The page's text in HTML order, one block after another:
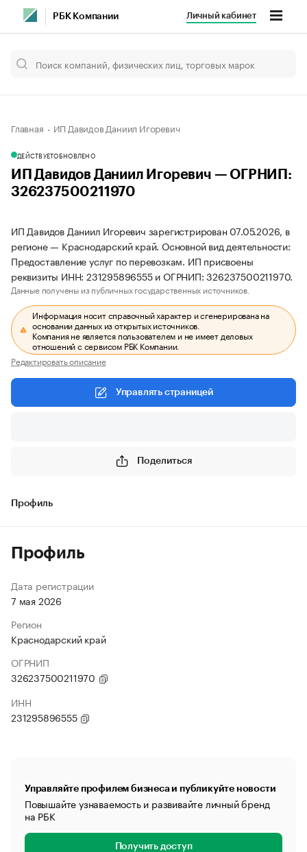
РБК Компании Личный кабинет
Главная ИП Давидов Даниил Игоревич
ДЕЙСТВУЕТОБНОВЛЕНО
ИП Давидов Даниил Игоревич — ОГРНИП:
326237500211970
ИП Давидов Даниил Игоревич зарегистрирован 07.05.2026, в
регионе — Краснодарский край. Основной вид деятельности:
Предоставление услуг по перевозкам. ИП присвоены
реквизиты ИНН: 231295896555 и ОГРНИП: 326237500211970.
Данные получены из публичных государственных источников.
Информация носит справочный характер и сгенерирована на
основании данных из открытых источников.
Компания не является пользователем и не имеет деловых
отношений с сервисом РБК Компании.
Редактировать описание
Управлять страницей
Поделиться
Профиль
Профиль
Дата регистрации
7 мая 2026
Регион
Краснодарский край
ОГРНИП
326237500211970
ИНН
231295896555
Управляйте профилем бизнеса и публикуйте новости
Повышайте узнаваемость и развивайте личный бренд
на РБК
Получить доступ